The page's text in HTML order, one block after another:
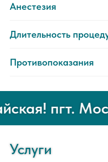
Анестезия
Длительность
Противопоказания
пгт.
Услуги